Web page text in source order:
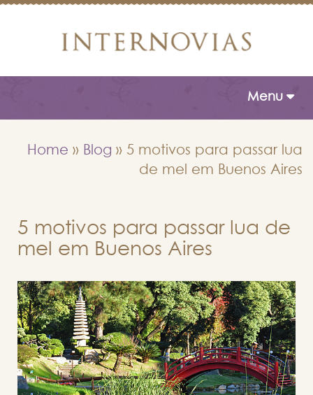
Toggle
Menu
Home » Blog » 5 motivos para passar lua
de mel em Buenos Aires
5 motivos para passar lua de
mel em Buenos Aires